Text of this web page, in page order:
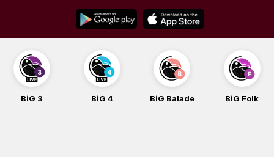
content
BiG 3 BiG 4 BiG Balade BiG Folk